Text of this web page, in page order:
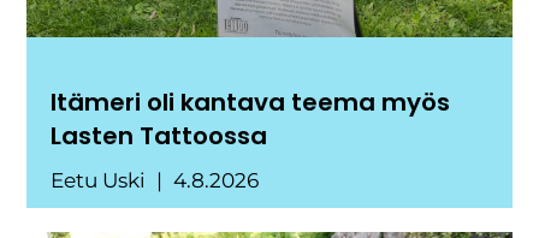
Itämeri oli kantava teema myös
Lasten Tattoossa
Eetu Uski 4.8.2026